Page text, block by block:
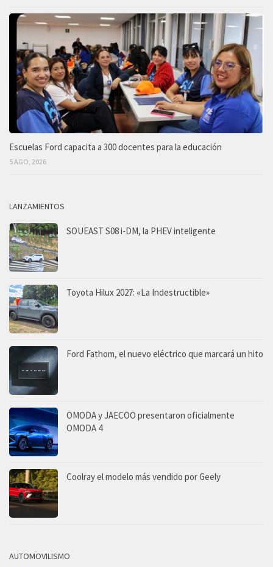
Escuelas Ford capacita a 300 docentes para la educación
5 AGO, 2026
LANZAMIENTOS
SOUEAST S08 i-DM, la PHEV inteligente
Toyota Hilux 2027: «La Indestructible»
Ford Fathom, el nuevo eléctrico que marcará un hito
OMODA y JAECOO presentaron oficialmente
OMODA 4
Coolray el modelo más vendido por Geely
AUTOMOVILISMO